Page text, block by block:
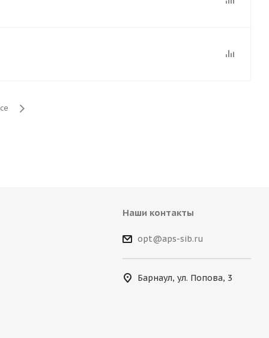
Наши контакты
opt@aps-sib.ru
Барнаул, ул. Попова, 3